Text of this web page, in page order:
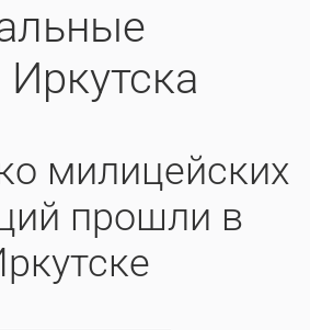
милицейских
прошли в